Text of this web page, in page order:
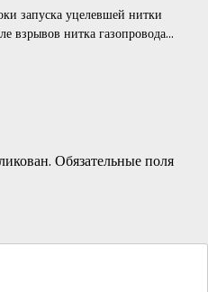
запуска уцелевшей нитки
взрывов нитка газопровода…
Обязательные поля